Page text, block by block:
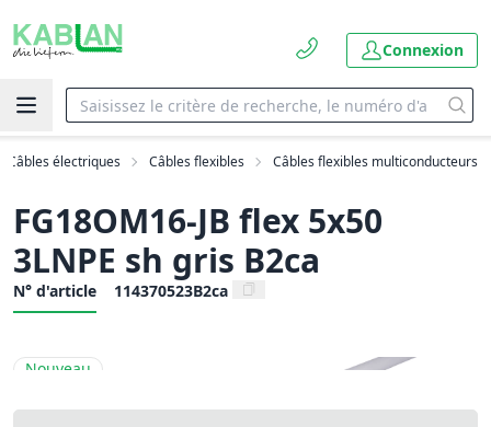
Connexion
Câbles électriques Câbles flexibles Câbles flexibles multiconducteurs
FG18OM16-JB flex 5x50
3LNPE sh gris B2ca
N° d'article 114370523B2ca
Nouveau